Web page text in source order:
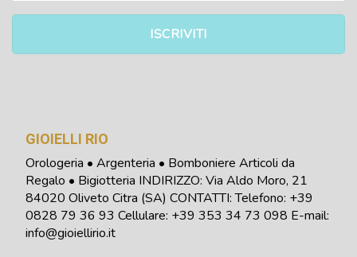
GIOIELLI RIO
Orologeria • Argenteria • Bomboniere Articoli da
Regalo • Bigiotteria INDIRIZZO: Via Aldo Moro, 21
84020 Oliveto Citra (SA) CONTATTI: Telefono: +39
0828 79 36 93 Cellulare: +39 353 34 73 098 E-mail:
info@gioiellirio.it